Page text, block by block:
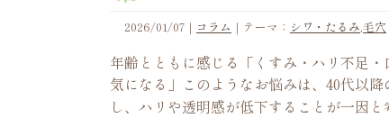
2026/01/07 ｜ コラム ｜テーマ： シワ・たるみ,毛穴
年齢とともに感じる「くすみ・ハリ不足
気になる」このようなお悩みは、40代以
し、ハリや透明感が低下することが一因